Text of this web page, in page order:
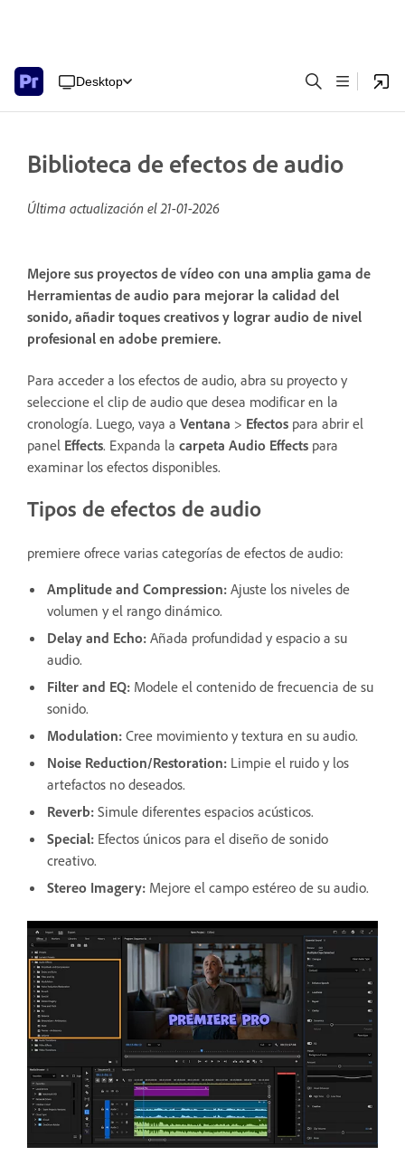
Desktop
Biblioteca de efectos de audio
Última actualización el21-01-2026
Mejore sus proyectos de vídeo con una amplia gama de
Herramientas de audio para mejorar la calidad del
sonido, añadir toques creativos y lograr audio de nivel
profesional en adobe premiere.
Para acceder a los efectos de audio, abra su proyecto y
seleccione el clip de audio que desea modificar en la
cronología. Luego, vaya a Ventana > Efectos para abrir el
panel Effects. Expanda la carpeta Audio Effects para
examinar los efectos disponibles.
Tipos de efectos de audio
premiere ofrece varias categorías de efectos de audio:
Amplitude and Compression: Ajuste los niveles de
volumen y el rango dinámico.
Delay and Echo: Añada profundidad y espacio a su
audio.
Filter and EQ: Modele el contenido de frecuencia de su
sonido.
Modulation: Cree movimiento y textura en su audio.
Noise Reduction/Restoration: Limpie el ruido y los
artefactos no deseados.
Reverb: Simule diferentes espacios acústicos.
Special: Efectos únicos para el diseño de sonido
creativo.
Stereo Imagery: Mejore el campo estéreo de su audio.